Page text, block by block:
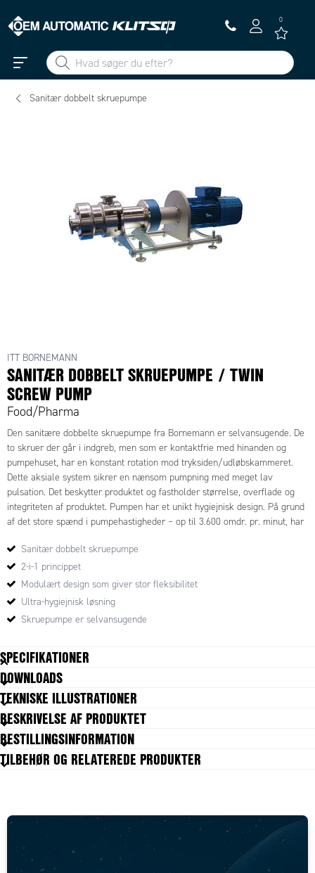
0
Sanitær dobbelt skruepumpe
ITT BORNEMANN
SANITÆR DOBBELT SKRUEPUMPE / TWIN
SCREW PUMP
Food/Pharma
Den sanitære dobbelte skruepumpe fra Bornemann er selvansugende. De
to skruer der går i indgreb, men som er kontaktfrie med hinanden og
pumpehuset, har en konstant rotation mod tryksiden/udløbskammeret.
Dette aksiale system sikrer en nænsom pumpning med meget lav
pulsation. Det beskytter produktet og fastholder størrelse, overflade og
integriteten af produktet. Pumpen har et unikt hygiejnisk design. På grund
af det store spænd i pumpehastigheder – op til 3.600 omdr. pr. minut, har
produkter, men samtidig kan anvendes i CIP og SIP processen. Derved
har vi 2-i-1 princippet. Fordelene ved en dobbelt skrue pumpe er klare:
Ingen brug for en ekstra CIP pumpe, og derfor ingen ekstra rørføring,
ventiler og styring. Det er pladsbesparende og reducerer investeringen.
Både selve produktet, samt CIP/SIP væsken, kan pumpes med kun én
pumpe. Den er meget rengøringsvenlig, og er både EHEDG og 3A
screw pumps fra ITT Bornemann i Danmark. Anvendelsesområder:
Mejerier: Forskellige mælkeprodukter, yoghurt, smør, osteprodukter etc.
Drikkevarer: Juice, vin, koncentrater, malt extrakt etc. Fødevarer: Olier,
supper, marmelade, babymad etc. Kød: Hakket kød, dyrefoder etc.
Sukker: Chokolade, sukker, cremefyld etc. Pharmaindustrien: Medicinal
Sanitær dobbelt skruepumpe
2-i-1 princippet
Modulært design som giver stor fleksibilitet
Ultra-hygiejnisk løsning
Skruepumpe er selvansugende
SPECIFIKATIONER
DOWNLOADS
TEKNISKE ILLUSTRATIONER
BESKRIVELSE AF PRODUKTET
BESTILLINGSINFORMATION
TILBEHØR OG RELATEREDE PRODUKTER